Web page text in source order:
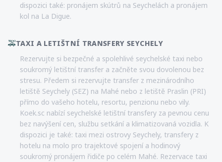
dispozici také: pronájem skútrů na Seychelách a pronájem
kol na La Digue.
🚕TAXI A LETIŠTNÍ TRANSFERY SEYCHELY
Rezervujte si bezpečné a spolehlivé seychelské taxi nebo
soukromý letištní transfer a začněte svou dovolenou bez
stresu. Předem si rezervujte transfer z mezinárodního
letiště Seychely (SEZ) na Mahé nebo z letiště Praslin (PRI)
přímo do vašeho hotelu, resortu, penzionu nebo vily.
Koek.sc nabízí seychelské letištní transfery za pevnou cenu
bez navýšení cen, službu setkání a klimatizovaná vozidla. K
dispozici je také: taxi mezi ostrovy Seychely, transfery z
hotelu na molo pro trajektové spojení a hodinový
soukromý pronájem řidiče po celém Mahé. Rezervace taxi